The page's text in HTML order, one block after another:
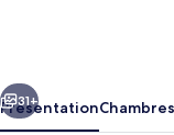
Suivant
31+
PrésentationChambres